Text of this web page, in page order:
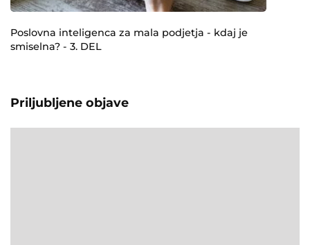
Poslovna inteligenca za mala podjetja - kdaj je
smiselna? - 3. DEL
Priljubljene objave